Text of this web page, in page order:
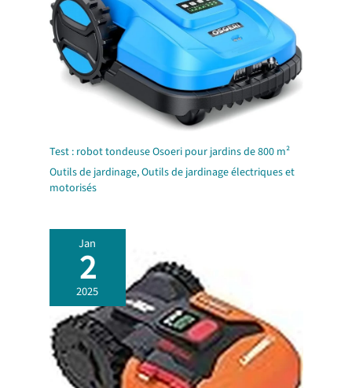
Test : robot tondeuse Osoeri pour jardins de 800 m²
Outils de jardinage,Outils de jardinage électriques et
motorisés
Jan
2
2025